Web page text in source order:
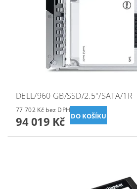
DELL/960 GB/SSD/2.5"/SATA/1R
77 702 Kč bez DPH
94 019 Kč